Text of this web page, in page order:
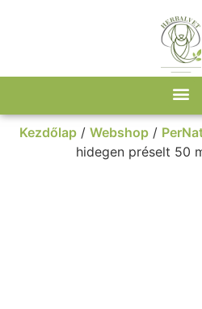
Kezdőlap/ Webshop/
hidegen préselt 50